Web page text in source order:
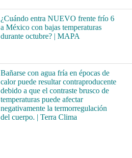
¿Cuándo entra NUEVO frente frío 6
a México con bajas temperaturas
durante octubre? | MAPA
Bañarse con agua fría en épocas de
calor puede resultar contraproducente
debido a que el contraste brusco de
temperaturas puede afectar
negativamente la termorregulación
del cuerpo. | Terra Clima